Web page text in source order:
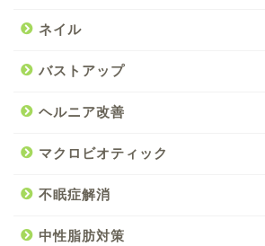
ネイル
バストアップ
ヘルニア改善
マクロビオティック
不眠症解消
中性脂肪対策